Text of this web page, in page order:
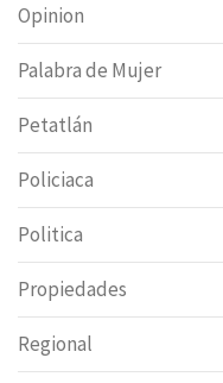
Opinion
Palabra de Mujer
Petatlán
Policiaca
Politica
Propiedades
Regional